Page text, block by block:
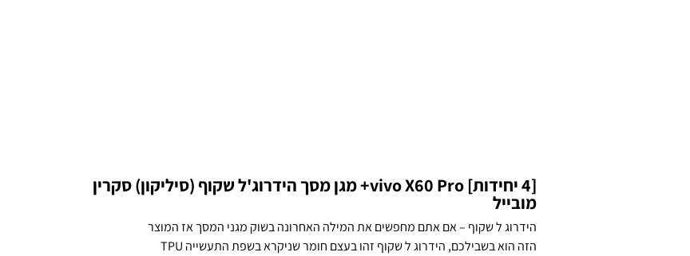
[4 יחידות] vivo X60 Pro+ מגן מסך הידרוג'ל שקוף (סיליקון) סקרין
מובייל
הידרוג ל שקוף – אם אתם מחפשים את המילה האחרונה בשוק מגני המסך אז המוצר
הזה הוא בשבילכם, הידרוג ל שקוף זהו בעצם חומר שניקרא בשפת התעשייה TPU